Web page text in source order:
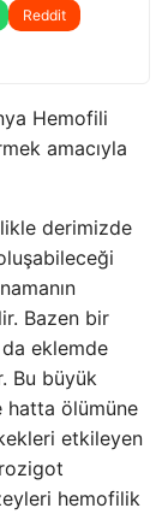
Reddit
Hemofili
amacıyla
derimizde
Bazen bir
eklemde
Bu büyük
hatta ölümüne
etkileyen
hemofilik